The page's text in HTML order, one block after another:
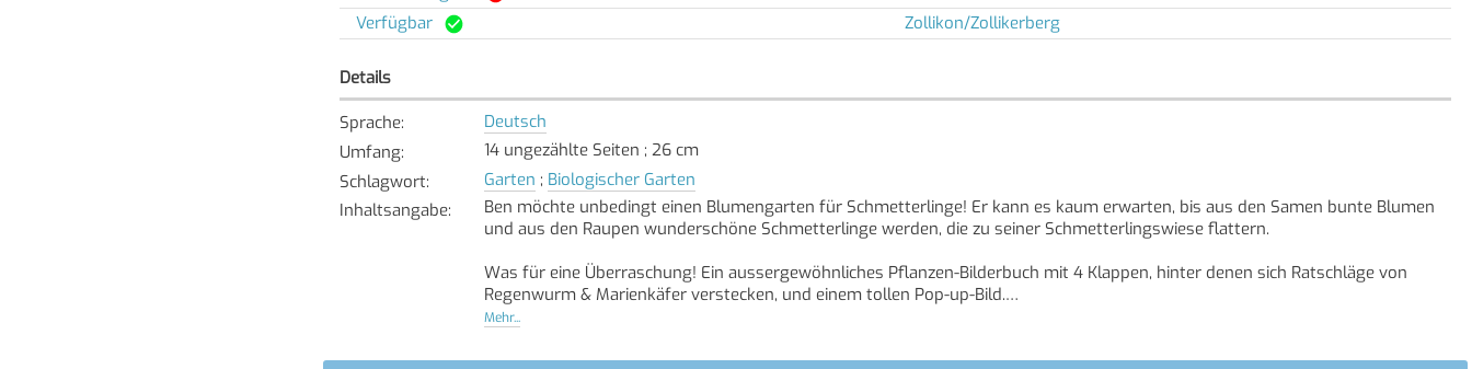
Verfügbar
Zollikon/Zollikerberg
Details
Sprache:
Deutsch
Umfang:
14 ungezählte Seiten ; 26 cm
Schlagwort: Garten ; Biologischer Garten
Inhaltsangabe:
Ben möchte unbedingt einen Blumengarten für Schmetterlinge! Er kann es kaum erwarten, bis aus den Samen bunte Blumen
und aus den Raupen wunderschöne Schmetterlinge werden, die zu seiner Schmetterlingswiese flattern.
Was für eine Überraschung! Ein aussergewöhnliches Pflanzen-Bilderbuch mit 4 Klappen, hinter denen sich Ratschläge von
Regenwurm & Marienkäfer verstecken, und einem tollen Pop-up-Bild.
[Quelle: Buchhaus.ch, bearbeitet mit ChatGPT]
Mehr...